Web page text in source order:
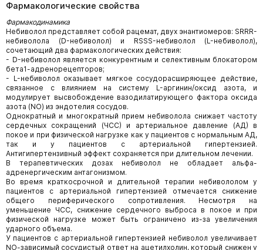
Фармакологические свойства
Фармакодинамика
Небиволол представляет собой рацемат, двух энантиомеров: SRRR-
небиволола (D-небиволол) и RSSS-небиволол (L-небиволол),
сочетающий два фармакологических действия:
- D-небиволол является конкурентным и селективным блокатором
бета1-адренорецепторов;
- L-небиволол оказывает мягкое сосудорасширяющее действие,
связанное с влиянием на систему L-аргинин/оксид азота, и
модулирует высвобождение вазодилатирующего фактора оксида
азота (NO) из эндотелия сосудов.
Однократный и многократный прием небиволола снижает частоту
сердечных сокращений (ЧСС) и артериальное давление (АД) в
покое и при физической нагрузке как у пациентов с нормальным АД,
так и у пациентов с артериальной гипертензией.
Антигипертензивный эффект сохраняется при длительном лечении.
В терапевтических дозах небиволол не обладает альфа-
адренергическим антагонизмом.
Во время краткосрочной и длительной терапии небивололом у
пациентов с артериальной гипертензией отмечается снижение
общего периферического сопротивления. Несмотря на
уменьшение ЧСС, снижение сердечного выброса в покое и при
физической нагрузке может быть ограничено из-за увеличения
ударного объема.
У пациентов с артериальной гипертензией небиволол увеличивает
NО-зависимый сосудистый ответ на ацетилхолин, который снижен у